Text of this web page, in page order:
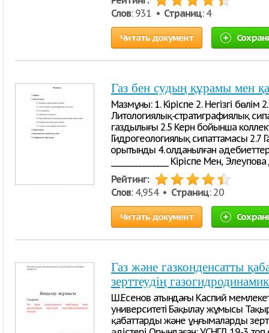
Слов: 931 • Страниц: 4
Читать документ
Газ бен судың құрамы мен
Мазмұны: 1. Кіріспе 2. Негізгі
Литологиялық-стратиграфиялық
газдылығы 2.5 Керн бойынша
Гидрогеологиялық сипаттамасы 2.7
Қорытынды 4. Қолданылған
________________ Кіріспе Мен,
Рейтинг:
Слов: 4,954 • Страниц: 20
Читать документ
Газ және газконденсатты
зерттеудің
Ш.Есенов атындағы Каспий
университеті Бақылау жұмысы
қабаттарды және ұңғымаларды